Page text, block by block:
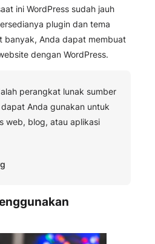
ini WordPress sudah jauh
plugin dan tema
banyak, Anda dapat membuat
dengan WordPress.
perangkat lunak sumber
Anda gunakan untuk
web, blog, atau aplikasi